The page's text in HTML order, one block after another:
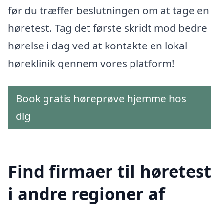
før du træffer beslutningen om at tage en
høretest. Tag det første skridt mod bedre
hørelse i dag ved at kontakte en lokal
høreklinik gennem vores platform!
Book gratis høreprøve hjemme hos
dig
Find firmaer til høretest
i andre regioner af